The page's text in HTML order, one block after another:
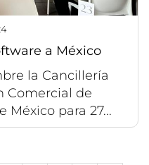
a México
la Cancillería
Comercial de
México para 27...